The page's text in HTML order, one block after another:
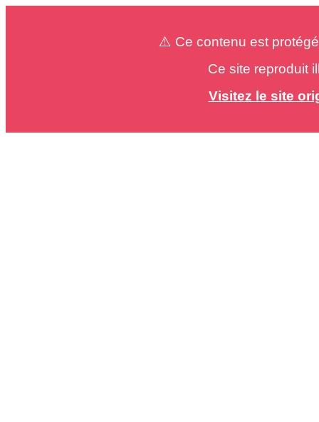
⚠️ Ce contenu est
Ce site reproduit
Visitez le site